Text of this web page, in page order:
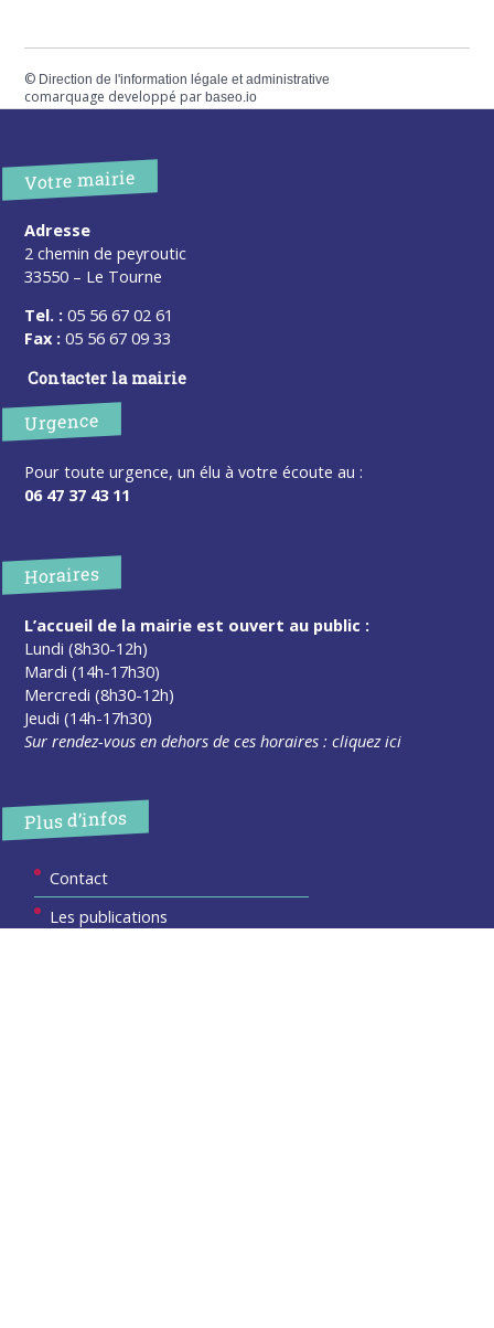
© Direction de l'information légale et administrative
comarquage developpé parbaseo.io
Votre mairie
Adresse
2 chemin de peyroutic
33550 – Le Tourne
Tel. : 05 56 67 02 61
Fax : 05 56 67 09 33
Contacter la mairie
Urgence
Pour toute urgence, un élu à votre écoute au :
06 47 37 43 11
Horaires
L’accueil de la mairie est ouvert au public :
Lundi (8h30-12h)
Mardi (14h-17h30)
Mercredi (8h30-12h)
Jeudi (14h-17h30)
Sur rendez-vous en dehors de ces horaires :cliquez ici
Plus d’infos
Contact
Les publications